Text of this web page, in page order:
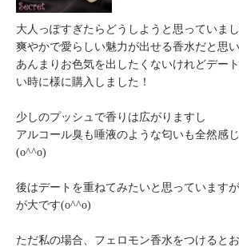
大人っぽすぎたらどうしようと思っていまし
爽やかで愛らしい魅力が出せる香水だと思い
あんまりお色気を出したくないけれどデー
い時に様に購入しました！
少しのプッシュで香りは広がりますし
アルコール臭も唾液のような匂いも全然感
(o^^o)
後はデートを重ねてみたいと思っています
が大です(o^^o)
ただ私の場合、フェロモン香水をつけると